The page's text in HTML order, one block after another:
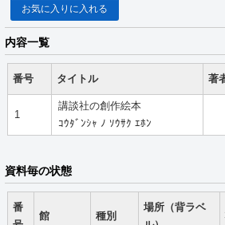
お気に入りに入れる
内容一覧
番号 タイトル 著
1
講談社の創作絵本
ｺｳﾀﾞﾝｼｬ ﾉ ｿｳｻｸ ｴﾎﾝ
資料毎の状態
番
館 種別
場所（背ラベ